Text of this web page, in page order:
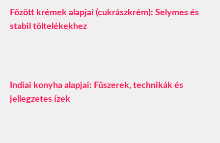
Főzött krémek alapjai (cukrászkrém): Selymes és
stabil töltelékekhez
Indiai konyha alapjai: Fűszerek, technikák és
jellegzetes ízek